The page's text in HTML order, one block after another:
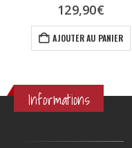
129,90€
AJOUTER AU PANIER
Informations